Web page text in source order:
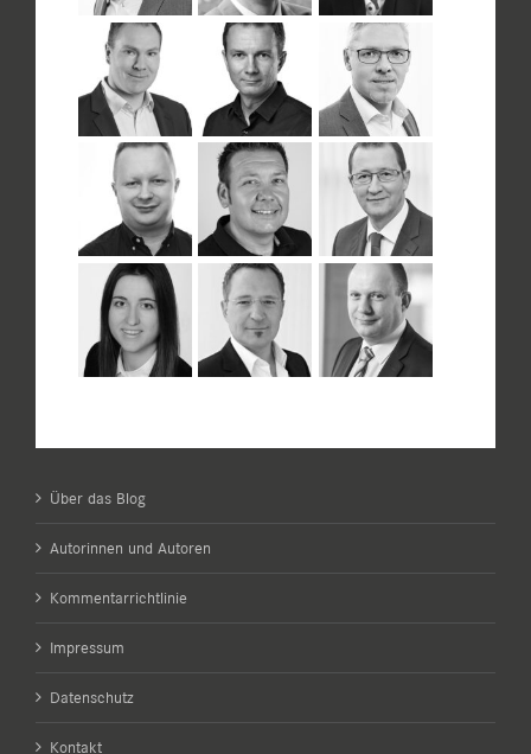
Über das Blog
Autorinnen und Autoren
Kommentarrichtlinie
Impressum
Datenschutz
Kontakt